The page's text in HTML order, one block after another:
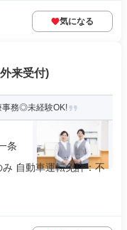
気になる
来受付)
事務◎未経験OK!
条
自動車運転免許：不